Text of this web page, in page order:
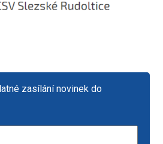
zasílání novinek do